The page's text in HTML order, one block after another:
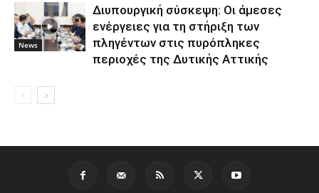
News
Διυπουργική σύσκεψη: Οι άμεσες
ενέργειες για τη στήριξη των
πληγέντων στις πυρόπληκες
περιοχές της Δυτικής Αττικής